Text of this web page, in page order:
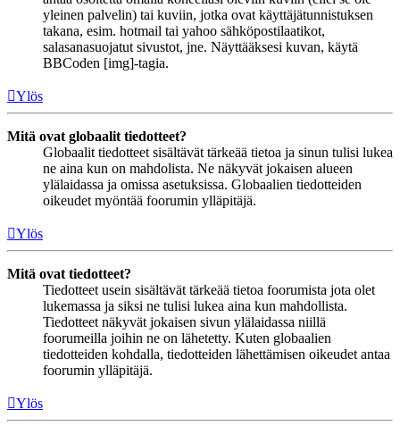
yleinen palvelin) tai kuviin, jotka ovat käyttäjätunnistuksen
takana, esim. hotmail tai yahoo sähköpostilaatikot,
salasanasuojatut sivustot, jne. Näyttääksesi kuvan, käytä
BBCoden [img]-tagia.
Ylös
Mitä ovat globaalit tiedotteet?
Globaalit tiedotteet sisältävät tärkeää tietoa ja sinun tulisi lukea
ne aina kun on mahdolista. Ne näkyvät jokaisen alueen
ylälaidassa ja omissa asetuksissa. Globaalien tiedotteiden
oikeudet myöntää foorumin ylläpitäjä.
Ylös
Mitä ovat tiedotteet?
Tiedotteet usein sisältävät tärkeää tietoa foorumista jota olet
lukemassa ja siksi ne tulisi lukea aina kun mahdollista.
Tiedotteet näkyvät jokaisen sivun ylälaidassa niillä
foorumeilla joihin ne on lähetetty. Kuten globaalien
tiedotteiden kohdalla, tiedotteiden lähettämisen oikeudet antaa
foorumin ylläpitäjä.
Ylös